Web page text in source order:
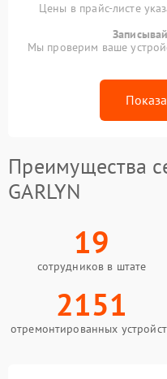
Цены в прайс-листе
Мы проверим ваше
Преимущества
GARLYN
19
сотрудников в штате
2151
отремонтированных